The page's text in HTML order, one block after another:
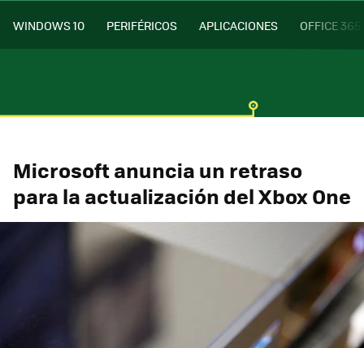
WINDOWS 10 PERIFÉRICOS APLICACIONES OFFICE 365
Microsoft anuncia un retraso
para la actualización del Xbox One